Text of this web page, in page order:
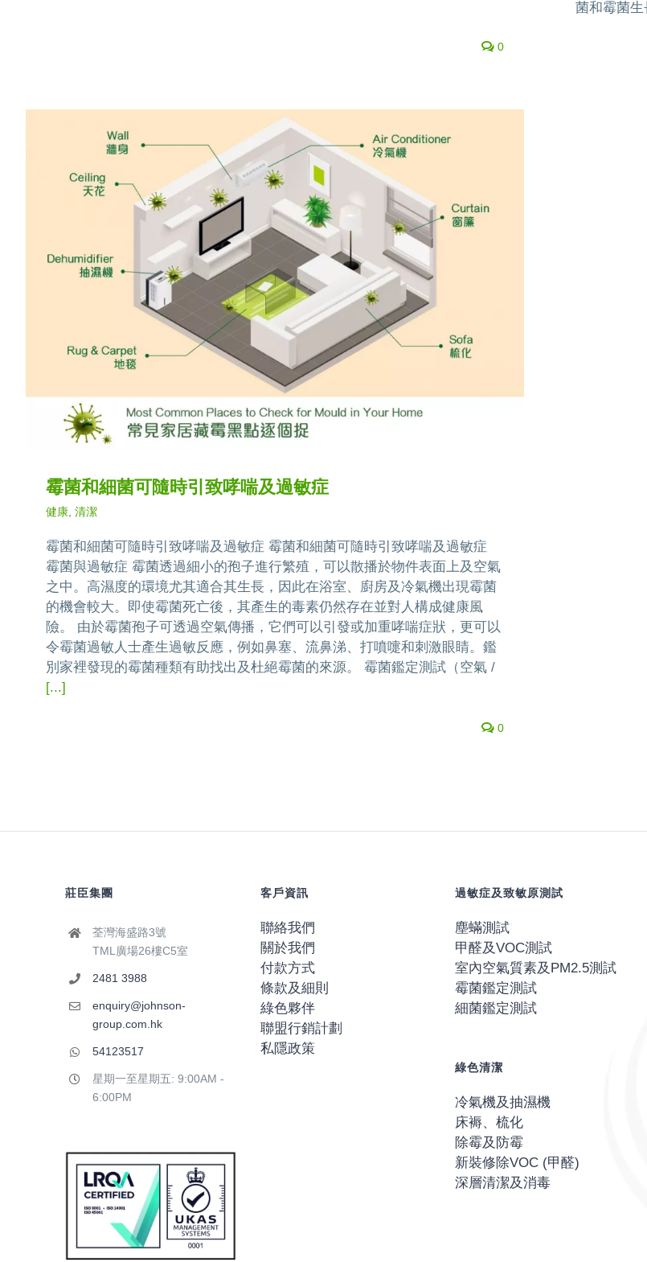
0
菌和霉菌生
霉菌和細菌可隨時引致哮喘及過敏症
健康 清潔
霉菌和細菌可隨時引致哮喘及過敏症 霉菌和細菌可隨時引致哮喘及過敏症
霉菌與過敏症 霉菌透過細小的孢子進行繁殖，可以散播於物件表面上及空氣
之中。高濕度的環境尤其適合其生長，因此在浴室、廚房及冷氣機出現霉菌
的機會較大。即使霉菌死亡後，其產生的毒素仍然存在並對人構成健康風
險。 由於霉菌孢子可透過空氣傳播，它們可以引發或加重哮喘症狀，更可以
令霉菌過敏人士產生過敏反應，例如鼻塞、流鼻涕、打噴嚏和刺激眼睛。鑑
別家裡發現的霉菌種類有助找出及杜絕霉菌的來源。 霉菌鑑定測試（空氣 /
[...]
0
莊臣集團
荃灣海盛路3號
TML廣場26樓C5室
2481 3988
enquiry@johnson-
group.com.hk
54123517
星期一至星期五: 9:00AM -
6:00PM
客戶資訊
聯絡我們
關於我們
付款方式
條款及細則
綠色夥伴
聯盟行銷計劃
私隱政策
過敏症及致敏原測試
塵蟎測試
甲醛及VOC測試
室內空氣質素及PM2.5測試
霉菌鑑定測試
細菌鑑定測試
綠色清潔
冷氣機及抽濕機
床褥、梳化
除霉及防霉
新裝修除VOC (甲醛)
深層清潔及消毒